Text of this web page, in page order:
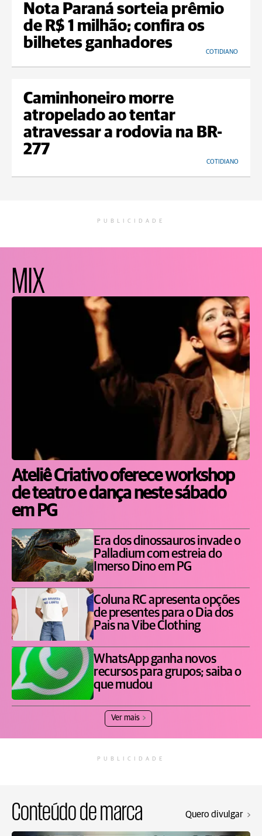
Nota Paraná sorteia prêmio
de R$ 1 milhão; confira os
bilhetes ganhadores
COTIDIANO
Caminhoneiro morre
atropelado ao tentar
atravessar a rodovia na BR-
277
COTIDIANO
PUBLICIDADE
MIX
Ateliê Criativo oferece workshop
de teatro e dança neste sábado
em PG
Era dos dinossauros invade o
Palladium com estreia do
Imerso Dino em PG
Coluna RC apresenta opções
de presentes para o Dia dos
Pais na Vibe Clothing
WhatsApp ganha novos
recursos para grupos; saiba o
que mudou
Ver mais
PUBLICIDADE
Conteúdo de marca Quero divulgar